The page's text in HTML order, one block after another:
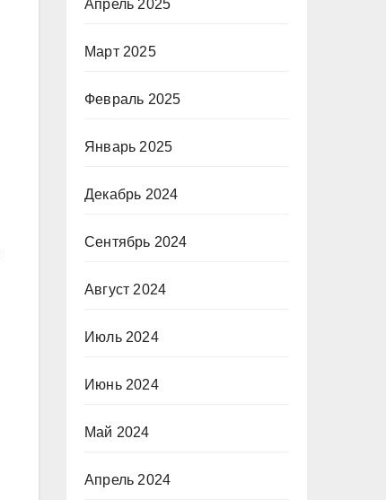
Апрель 2025
Март 2025
Февраль 2025
Январь 2025
Декабрь 2024
Сентябрь 2024
Август 2024
Июль 2024
Июнь 2024
Май 2024
Апрель 2024